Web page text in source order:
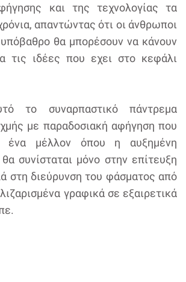
και της τεχνολογίας τα
απαντώντας ότι οι άνθρωποι
θα μπορέσουν να κάνουν
τις ιδέες που εχει στο κεφάλι
το συναρπαστικό πάντρεμα
με παραδοσιακή αφήγηση που
μέλλον όπου η αυξημένη
συνίσταται μόνο στην επίτευξη
στη διεύρυνση του φάσματος από
γραφικά σε εξαιρετικά